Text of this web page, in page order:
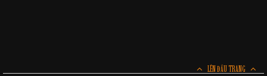
LÊN ĐẦU TRANG